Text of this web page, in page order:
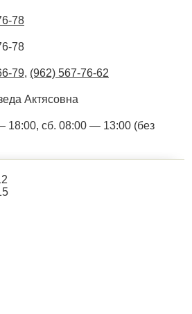
78
78
79, (962) 567-76-62
Актясовна
18:00, сб. 08:00 — 13:00 (без